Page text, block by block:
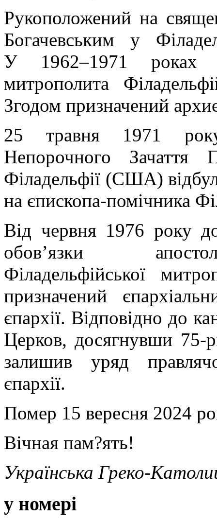
Рукоположений на
Богачевським у
У 1962–1971 роках
митрополита
Згодом призначений
25 травня 1971
Непорочного
Філадельфії (США)
на єпископа-помічника
Від червня 1976 року
обов’язки
Філадельфійської
призначений
єпархії. Відповідно до
Церков, досягнувши 75-
залишив уряд
єпархії.
Помер 15 вересня 2024
Вічная пам?ять!
Українська Греко-
у номері